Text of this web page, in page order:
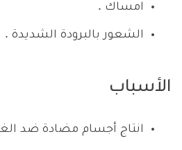
امساك .
الشعور بالبرودة الشديدة .
الأسباب
انتاج أجسام مضادة ضد